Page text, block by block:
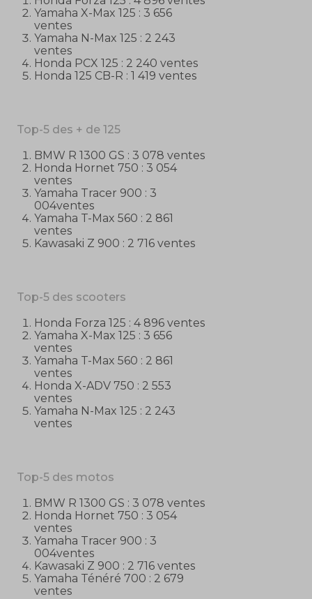
Yamaha X-Max 125 : 3 656
ventes
Yamaha N-Max 125 : 2 243
ventes
Honda PCX 125 : 2 240 ventes
Honda 125 CB-R : 1 419 ventes
Top-5 des + de 125
BMW R 1300 GS : 3 078 ventes
Honda Hornet 750 : 3 054
ventes
Yamaha Tracer 900 : 3
004ventes
Yamaha T-Max 560 : 2 861
ventes
Kawasaki Z 900 : 2 716 ventes
Top-5 des scooters
Honda Forza 125 : 4 896 ventes
Yamaha X-Max 125 : 3 656
ventes
Yamaha T-Max 560 : 2 861
ventes
Honda X-ADV 750 : 2 553
ventes
Yamaha N-Max 125 : 2 243
ventes
Top-5 des motos
BMW R 1300 GS : 3 078 ventes
Honda Hornet 750 : 3 054
ventes
Yamaha Tracer 900 : 3
004ventes
Kawasaki Z 900 : 2 716 ventes
Yamaha Ténéré 700 : 2 679
ventes